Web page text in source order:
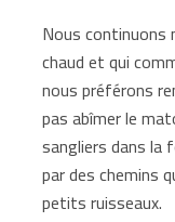
Nous continuons
chaud et qui
nous préférons
pas abîmer le
sangliers dans la
par des chemins
petits ruisseaux.